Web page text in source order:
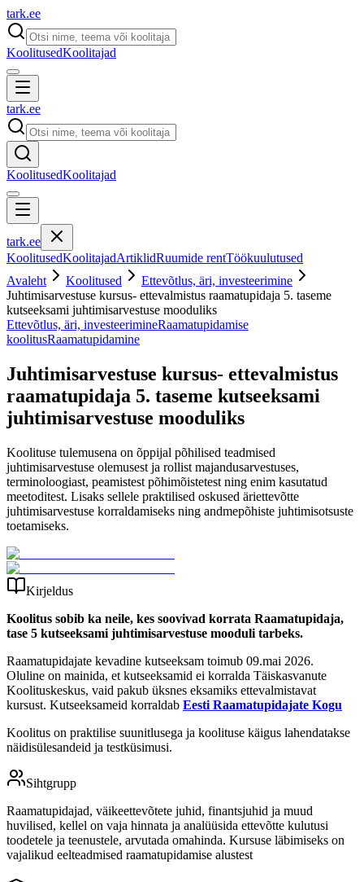
tark.ee
KoolitusedKoolitajad
tark.ee
KoolitusedKoolitajad
tark.ee
KoolitusedKoolitajadArtiklidRuumide rentTöökuulutused
Avaleht
Koolitused
Ettevõtlus, äri, investeerimine
Juhtimisarvestuse kursus- ettevalmistus raamatupidaja 5. taseme
kutseeksami juhtimisarvestuse mooduliks
Ettevõtlus, äri, investeerimineRaamatupidamise
koolitusRaamatupidamine
Juhtimisarvestuse kursus- ettevalmistus
raamatupidaja 5. taseme kutseeksami
juhtimisarvestuse mooduliks
Koolituse tulemusena on õppijal põhilised teadmised
juhtimisarvestuse olemusest ja rollist majandusarvestuses,
terminoloogiast, peamistest põhimõistetest ning enim kasutatud
meetoditest. Lisaks sellele praktilised oskused äriettevõtte
juhtimisarvestuse korraldamiseks ning andmepõhiste juhtimisotsuste
toetamiseks.
Kirjeldus
Koolitus sobib ka neile, kes soovivad korrata Raamatupidaja,
tase 5 kutseeksami juhtimisarvestuse mooduli tarbeks.
Raamatupidajate kevadine kutseeksam toimub 09.mai 2026.
Oluline on mainida, et kutseeksamid ei korralda Täiskasvanute
Koolituskeskus, vaid pakub üksnes eksamiks ettevalmistavat
kursust. Kutseeksameid korraldab Eesti Raamatupidajate Kogu
Koolitus on praktilise suunitlusega ja koolituse käigus lahendatakse
näidisülesandeid ja testküsimusi.
Sihtgrupp
Raamatupidajad, väikeettevõtete juhid, finantsjuhid ja muud
huvilised, kellel on vaja hinnata ja analüüsida ettevõtte kulutusi
toodetele ja teenustele, arvutada omahinda. Kursuse läbimiseks on
vajalikud eelteadmised raamatupidamise alustest